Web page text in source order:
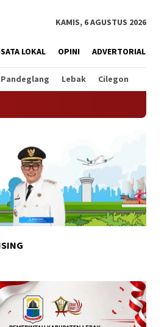
KAMIS, 6 AGUSTUS 2026
LOKAL OPINI ADVERTORIAL
Pandeglang Lebak Cilegon